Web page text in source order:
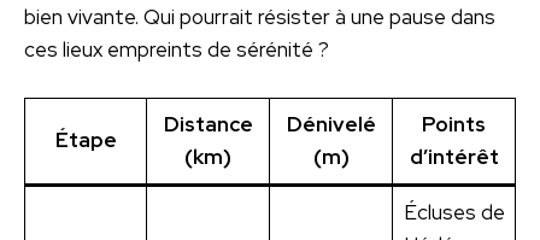
bien vivante. Qui pourrait résister à une pause dans
ces lieux empreints de sérénité ?
Étape
Distance
(km)
Dénivelé
(m)
Points
d’intérêt
Écluses de